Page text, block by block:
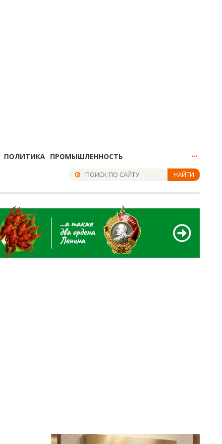
ПОЛИТИКА ПРОМЫШЛЕННОСТЬ
НАЙТИ